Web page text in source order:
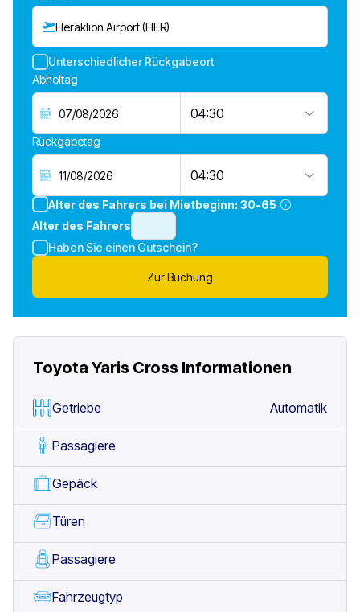
Heraklion Airport (HER)
Unterschiedlicher Rückgabeort
Abholtag
04:30
Rückgabetag
04:30
Alter des Fahrers bei Mietbeginn: 30-65
Alter des Fahrers
Haben Sie einen Gutschein?
Zur Buchung
Toyota Yaris Cross Informationen
Getriebe Automatik
Passagiere
Gepäck
Türen
Passagiere
Fahrzeugtyp